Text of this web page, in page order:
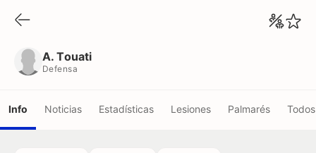
A. Touati
Defensa
Info Noticias Estadísticas Lesiones Palmarés